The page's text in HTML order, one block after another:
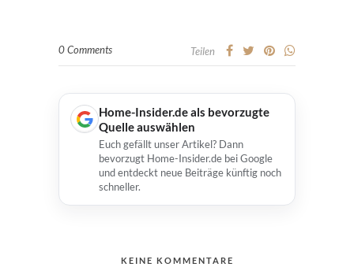
0 Comments Teilen
Home-Insider.de als bevorzugte
Quelle auswählen
Euch gefällt unser Artikel? Dann
bevorzugt Home-Insider.de bei Google
und entdeckt neue Beiträge künftig noch
schneller.
KEINE KOMMENTARE